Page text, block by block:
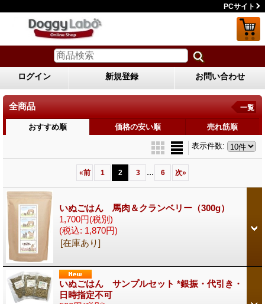
PCサイト
ログイン 新規登録 お問い合わせ
全商品 一覧
おすすめ順 価格の安い順 売れ筋順
表示件数:
«前 1 2 3 ... 6 次»
いぬごはん 馬肉＆クランベリー（300g）
1,700円(税別)
(税込: 1,870円)
[在庫あり]
いぬごはん サンプルセット *銀振・代引き・
日時指定不可